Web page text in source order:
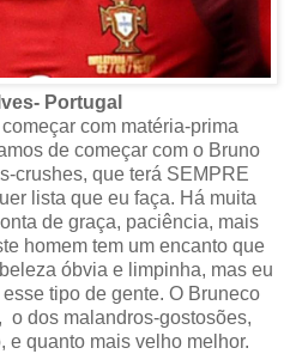
Portugal
com matéria-prima
de começar com o Bruno
crushes, que terá SEMPRE
lista que eu faça. Há muita
de graça, paciência, mais
homem tem um encanto que
óbvia e limpinha, mas eu
tipo de gente. O Bruneco
o dos malandros-gostosões,
e quanto mais velho melhor.